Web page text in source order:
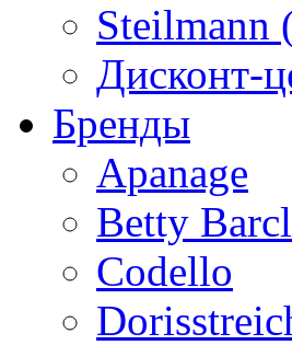
Дисконт-
Бренды
Apanage
Betty
Codello